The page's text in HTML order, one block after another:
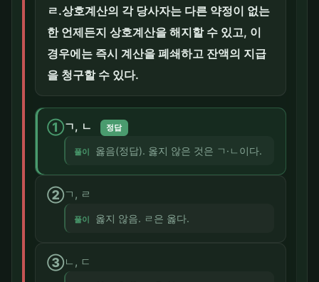
ㄹ.상호계산의 각 당사자는 다른 약정이 없는
한 언제든지 상호계산을 해지할 수 있고, 이
경우에는 즉시 계산을 폐쇄하고 잔액의 지급
을 청구할 수 있다.
①ㄱ, ㄴ 정답
풀이 옳음(정답). 옳지 않은 것은 ㄱ·ㄴ이다.
②ㄱ, ㄹ
풀이 옳지 않음. ㄹ은 옳다.
③ㄴ, ㄷ